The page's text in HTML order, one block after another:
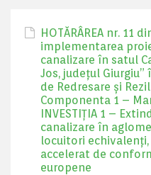
HOTĂRÂREA nr. 11
implementarea
canalizare în satul
Jos, județul
de Redresare și
Componenta 1 –
INVESTIȚIA 1 –
canalizare în
locuitori
accelerat de
europene